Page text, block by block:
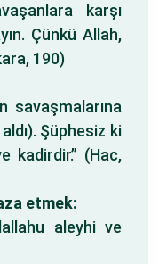
karşı
Çünkü Allah,
190)
savaşmalarına
Şüphesiz ki
kadirdir.” (Hac,
etmek:
aleyhi ve